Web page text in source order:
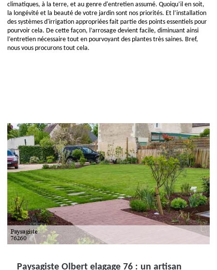
climatiques, à la terre, et au genre d'entretien assumé. Quoiqu’il en soit,
la longévité et la beauté de votre jardin sont nos priorités. Et l’installation
des systèmes d'irrigation appropriées fait partie des points essentiels pour
pourvoir cela. De cette façon, l’arrosage devient facile, diminuant ainsi
l’entretien nécessaire tout en pourvoyant des plantes très saines. Bref,
nous vous procurons tout cela.
Paysagiste Olbert elagage 76 : un artisan